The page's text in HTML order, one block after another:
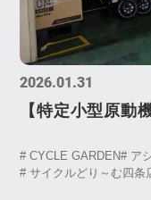
2026.01.31
【特定小型原動
# CYCLE GARDEN# ア
# サイクルどり～む四条